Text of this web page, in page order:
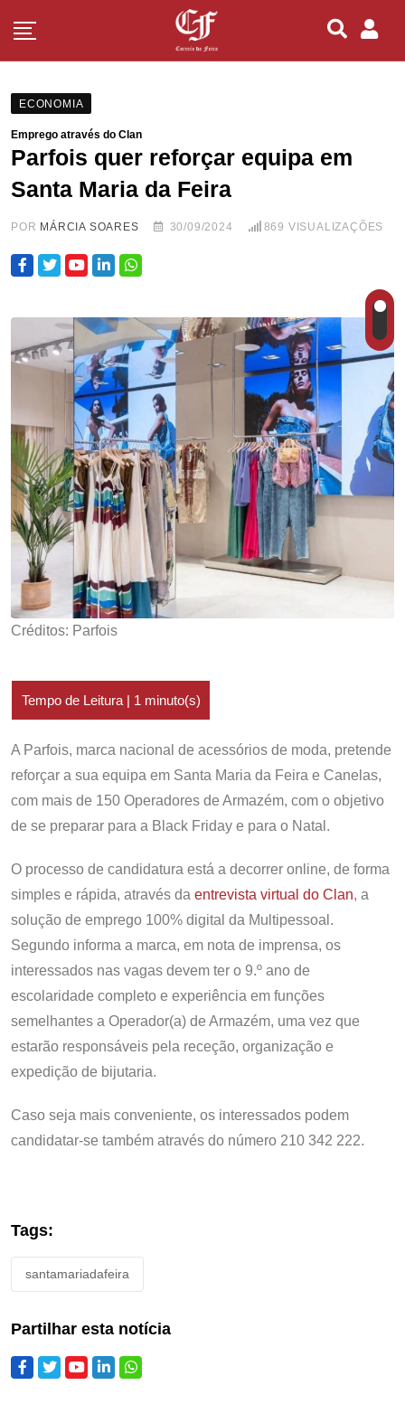
ECONOMIA
Emprego através do Clan
Parfois quer reforçar equipa em
Santa Maria da Feira
POR MÁRCIA SOARES 30/09/2024 869 VISUALIZAÇÕES
Créditos: Parfois
A Parfois, marca nacional de acessórios de moda, pretende
reforçar a sua equipa em Santa Maria da Feira e Canelas,
com mais de 150 Operadores de Armazém, com o objetivo
de se preparar para a Black Friday e para o Natal.
O processo de candidatura está a decorrer online, de forma
simples e rápida, através da entrevista virtual do Clan, a
solução de emprego 100% digital da Multipessoal.
Segundo informa a marca, em nota de imprensa, os
interessados nas vagas devem ter o 9.º ano de
escolaridade completo e experiência em funções
semelhantes a Operador(a) de Armazém, uma vez que
estarão responsáveis pela receção, organização e
expedição de bijutaria.
Caso seja mais conveniente, os interessados podem
candidatar-se também através do número 210 342 222.
Tags:
santamariadafeira
Partilhar esta notícia